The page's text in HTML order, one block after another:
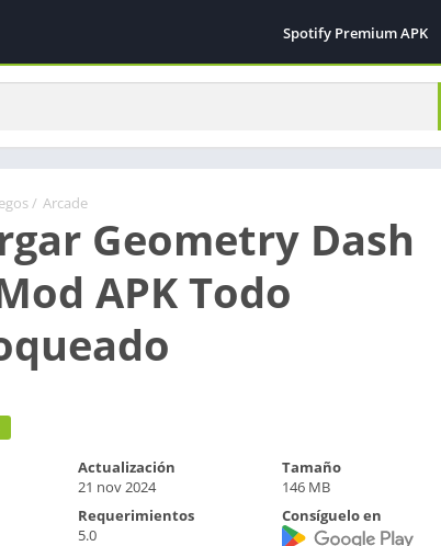
Spotify Premium APK
/ Arcade
Geometry Dash
APK Todo
Actualización
21 nov 2024
Tamaño
146 MB
Requerimientos
5.0
Consíguelo en